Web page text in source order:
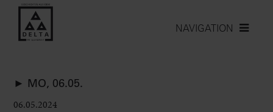
NAVIGATION
► MO, 06.05.
06.05.2024